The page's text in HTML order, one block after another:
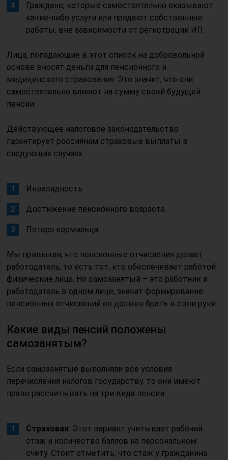
Граждане, которые самостоятельно оказывают
какие-либо услуги или продают собственные
работы, вне зависимости от регистрации ИП.
Лица, попадающие в этот список на добровольной
основе вносят деньги для пенсионного и
медицинского страхования. Это значит, что они
самостоятельно влияют на сумму своей будущей
пенсии.
Действующее налоговое законодательство
гарантирует россиянам страховые выплаты в
следующих случаях:
Инвалидность
Достижение пенсионного возраста
Потеря кормильца
Мы привыкли, что пенсионные отчисления делает
работодатель, то есть тот, кто обеспечивает работой
физические лица. Но самозанятый – это работник и
работодатель в одном лице, значит формирование
пенсионных отчислений он должен брать в свои руки.
Какие виды пенсий положены
самозанятым?
Если самозанятые выполняли все условия
перечисления налогов государству. то они имеют
право рассчитывать на три вида пенсии.
Страховая. Этот вариант учитывает рабочий
стаж и количество баллов на персональном
счету. Стоит отметить, что стаж у гражданина